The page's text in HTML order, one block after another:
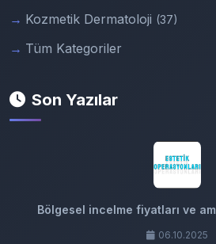
Kozmetik Dermatoloji (37)
Tüm Kategoriler
Son Yazılar
Bölgesel incelme fiyatları ve
06.10.2025